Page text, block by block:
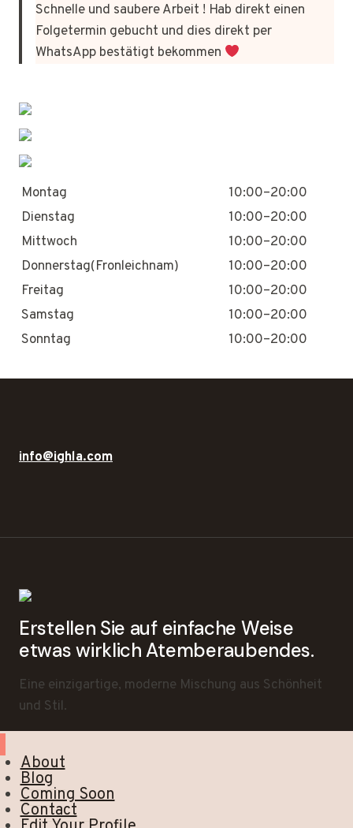
Schnelle und saubere Arbeit ! Hab direkt einen
Folgetermin gebucht und dies direkt per
WhatsApp bestätigt bekommen
Montag
10:00–20:00
Dienstag
10:00–20:00
Mittwoch
10:00–20:00
Donnerstag(Fronleichnam)
10:00–20:00
Freitag
10:00–20:00
Samstag
10:00–20:00
Sonntag
10:00–20:00
info@ighla.com
Erstellen Sie auf einfache Weise
etwas wirklich Atemberaubendes.
Eine einzigartige, moderne Mischung aus Schönheit
und Stil.
About
Blog
Coming Soon
Contact